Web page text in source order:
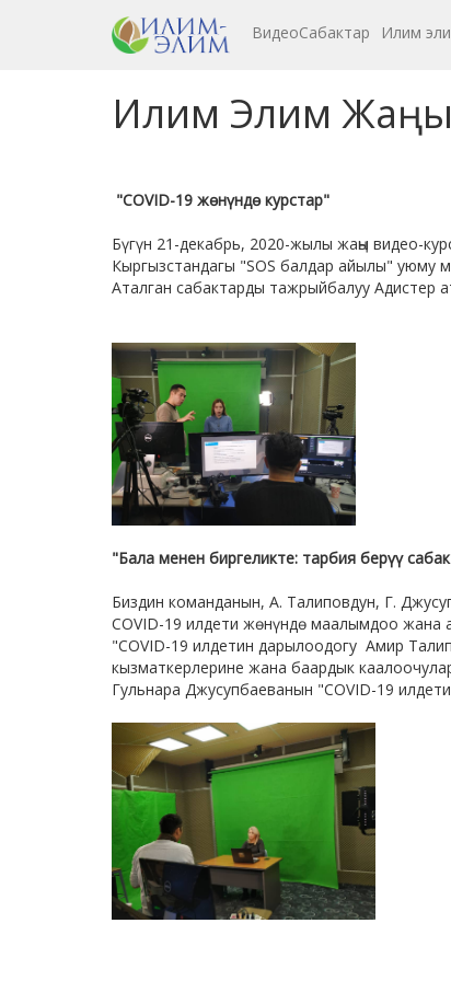
ВидеоСабактар Илим
Илим Элим
"COVID-19 жөнүндө курстар"
Бүгүн 21-декабрь, 2020-жылы жаңы видео-
Кыргызстандагы "SOS балдар айылы" уюму
Аталган сабактарды тажрыйбалуу Адистер
"Бала менен биргеликте: тарбия берүү
Биздин команданын, А. Талиповдун, Г.
COVID-19 илдети жөнүндө маалымдоо жана
"COVID-19 илдетин дарылоодогу Амир
кызматкерлерине жана баардык
Гульнара Джусупбаеванын "COVID-19